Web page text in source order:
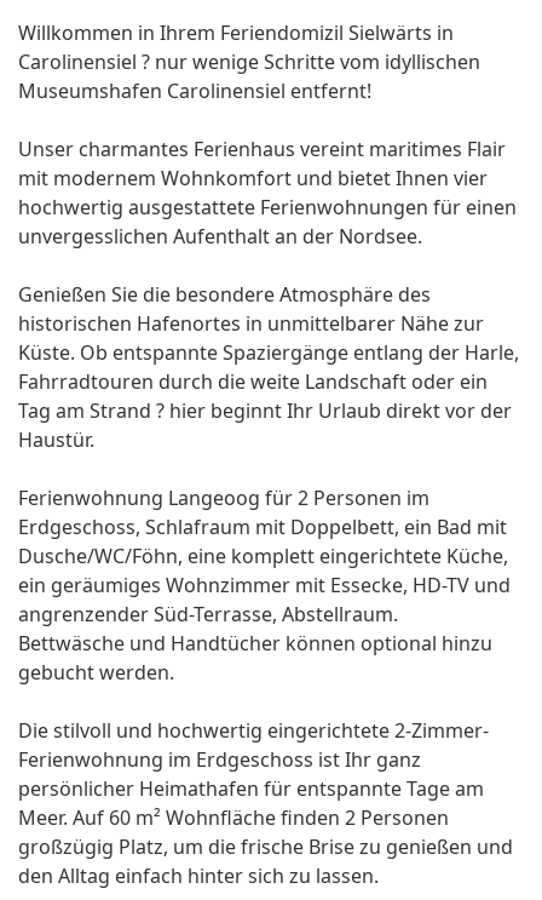
Willkommen in Ihrem Feriendomizil Sielwärts in
Carolinensiel ? nur wenige Schritte vom idyllischen
Museumshafen Carolinensiel entfernt!
Unser charmantes Ferienhaus vereint maritimes Flair
mit modernem Wohnkomfort und bietet Ihnen vier
hochwertig ausgestattete Ferienwohnungen für einen
unvergesslichen Aufenthalt an der Nordsee.
Genießen Sie die besondere Atmosphäre des
historischen Hafenortes in unmittelbarer Nähe zur
Küste. Ob entspannte Spaziergänge entlang der Harle,
Fahrradtouren durch die weite Landschaft oder ein
Tag am Strand ? hier beginnt Ihr Urlaub direkt vor der
Haustür.
Ferienwohnung Langeoog für 2 Personen im
Erdgeschoss, Schlafraum mit Doppelbett, ein Bad mit
Dusche/WC/Föhn, eine komplett eingerichtete Küche,
ein geräumiges Wohnzimmer mit Essecke, HD-TV und
angrenzender Süd-Terrasse, Abstellraum.
Bettwäsche und Handtücher können optional hinzu
gebucht werden.
Die stilvoll und hochwertig eingerichtete 2-Zimmer-
Ferienwohnung im Erdgeschoss ist Ihr ganz
persönlicher Heimathafen für entspannte Tage am
Meer. Auf 60 m² Wohnfläche finden 2 Personen
großzügig Platz, um die frische Brise zu genießen und
den Alltag einfach hinter sich zu lassen.